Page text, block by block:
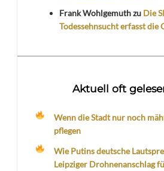
Frank Wohlgemuthzu Die
Todessehnsucht erfasst die
Aktuell oft
Wenn die Stadt nur noch
pflegen
Wie Putins deutsche
Leipziger Drohnenanschlag